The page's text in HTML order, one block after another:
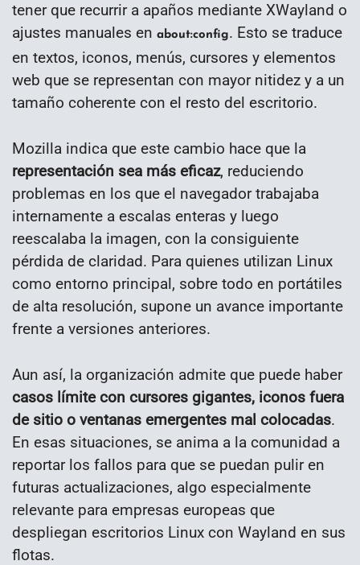
tener que recurrir a apaños mediante XWayland o
ajustes manuales en about:config. Esto se traduce
en textos, iconos, menús, cursores y elementos
web que se representan con mayor nitidez y a un
tamaño coherente con el resto del escritorio.
Mozilla indica que este cambio hace que la
representación sea más eficaz, reduciendo
problemas en los que el navegador trabajaba
internamente a escalas enteras y luego
reescalaba la imagen, con la consiguiente
pérdida de claridad. Para quienes utilizan Linux
como entorno principal, sobre todo en portátiles
de alta resolución, supone un avance importante
frente a versiones anteriores.
Aun así, la organización admite que puede haber
casos límite con cursores gigantes, iconos fuera
de sitio o ventanas emergentes mal colocadas.
En esas situaciones, se anima a la comunidad a
reportar los fallos para que se puedan pulir en
futuras actualizaciones, algo especialmente
relevante para empresas europeas que
despliegan escritorios Linux con Wayland en sus
flotas.